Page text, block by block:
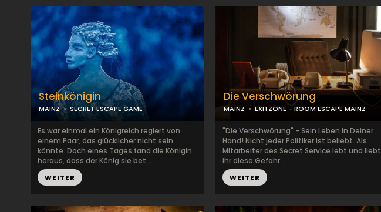
Steinkönigin
MAINZ SECRET ESCAPE GAME
Es war einmal ein Königreich regiert von
einem Paar, das glücklicher nicht sein
könnte. Doch eines Tages fand die Königin
heraus, dass der König sie bet...
WEITER
Die Verschwörung
MAINZ EXITZONE - ROOM ESCAPE MAINZ
"Die Verschwörung" - Sein Leben in Deiner
Hand! Nicht jeder Politiker ist beliebt. Als
Mitarbeiter des Secret Service lebt und liebt
ihr diese Gefahr. ...
WEITER